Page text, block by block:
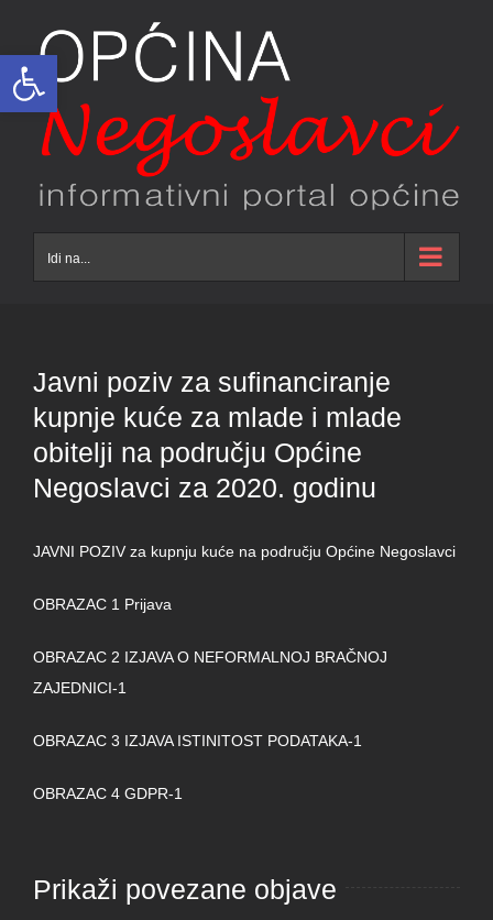
Open toolbar
content
Idi na...
Javni poziv za sufinanciranje
kupnje kuće za mlade i mlade
obitelji na području Općine
Negoslavci za 2020. godinu
JAVNI POZIV za kupnju kuće na području Općine Negoslavci
OBRAZAC 1 Prijava
OBRAZAC 2 IZJAVA O NEFORMALNOJ BRAČNOJ
ZAJEDNICI-1
OBRAZAC 3 IZJAVA ISTINITOST PODATAKA-1
OBRAZAC 4 GDPR-1
Prikaži povezane objave